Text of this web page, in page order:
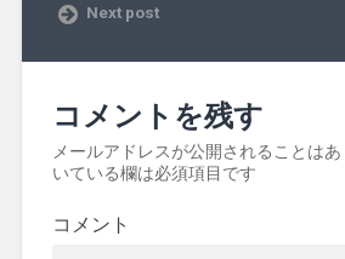
Next post
コメントを残す
メールアドレスが公開されることはあ
いている欄は必須項目です
コメント